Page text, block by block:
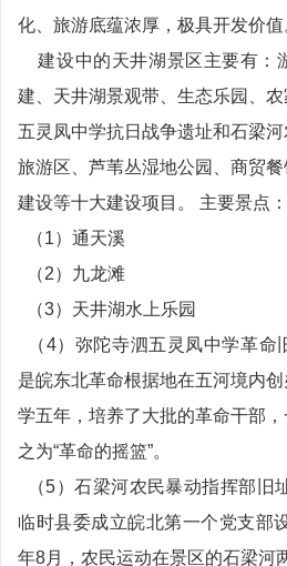
化、旅游底蕴浓厚，极具开发价值
建设中的天井湖景区主要有：
建、天井湖景观带、生态乐园、
五灵凤中学抗日战争遗址和石梁
旅游区、芦苇丛湿地公园、商贸
建设等十大建设项目。 主要景点：
（1）通天溪
（2）九龙滩
（3）天井湖水上乐园
（4）弥陀寺泗五灵凤中学革命
是皖东北革命根据地在五河境内
学五年，培养了大批的革命干部
之为“革命的摇篮”。
（5）石梁河农民暴动指挥部旧
临时县委成立皖北第一个党支部
年8月，农民运动在景区的石梁河